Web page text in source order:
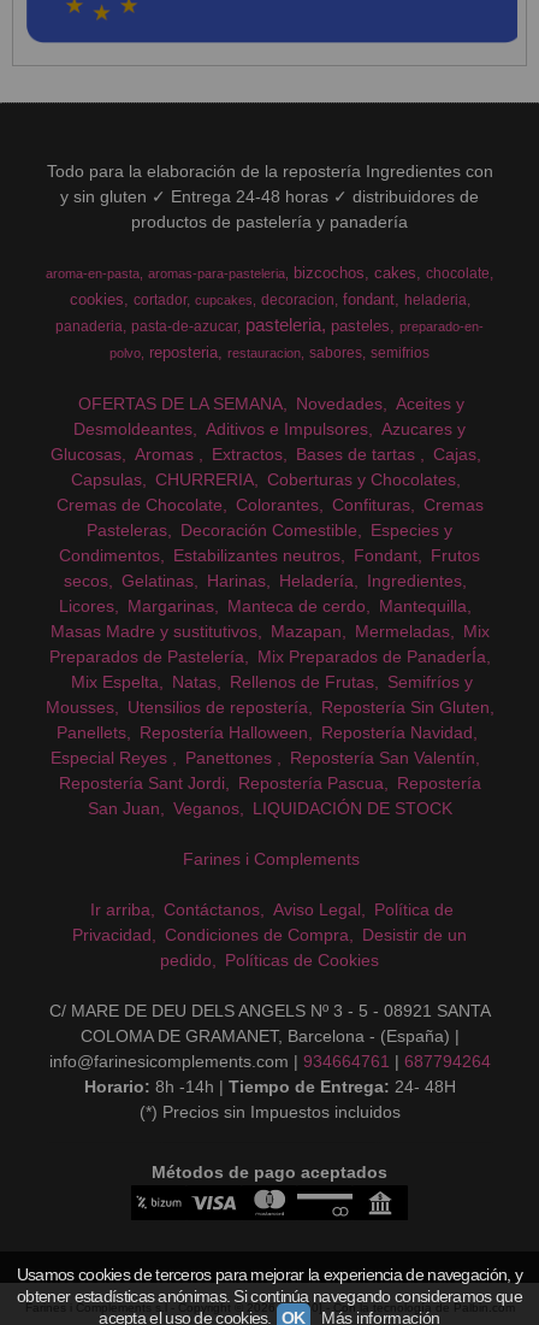
Todo para la elaboración de la repostería Ingredientes con
y sin gluten ✓ Entrega 24-48 horas ✓ distribuidores de
productos de pastelería y panadería
aroma-en-pasta aromas-para-pasteleria bizcochos cakes chocolate
cookies cortador cupcakes decoracion fondant
heladeria
panaderia pasta-de-azucar pasteleria pasteles
preparado-en-
polvo
reposteria restauracion sabores semifrios
OFERTAS DE LA SEMANA Novedades
Aceites y
Desmoldeantes
Aditivos e Impulsores
Azucares y
Glucosas
Aromas Extractos Bases de tartas
Cajas
Capsulas
CHURRERIA
Coberturas y Chocolates
Cremas de Chocolate
Colorantes Confituras
Cremas
Pasteleras
Decoración Comestible
Especies y
Condimentos
Estabilizantes neutros Fondant
Frutos
secos
Gelatinas Harinas Heladería
Ingredientes
Licores
Margarinas Manteca de cerdo
Mantequilla
Masas Madre y sustitutivos
Mazapan Mermeladas
Mix
Preparados de Pastelería
Mix Preparados de PanaderÍa
Mix Espelta
Natas Rellenos de Frutas
Semifríos y
Mousses
Utensilios de repostería
Repostería Sin Gluten
Panellets
Repostería Halloween
Repostería Navidad
Especial Reyes
Panettones
Repostería San Valentín
Repostería Sant Jordi
Repostería Pascua
Repostería
San Juan
Veganos LIQUIDACIÓN DE STOCK
Farines i Complements
Ir arriba Contáctanos Aviso Legal
Política de
Privacidad
Condiciones de Compra
Desistir de un
pedido
Políticas de Cookies
C/ MARE DE DEU DELS ANGELS Nº 3 - 5 - 08921 SANTA
COLOMA DE GRAMANET, Barcelona - (España) |
info@farinesicomplements.com | 934664761 | 687794264
Horario: 8h -14h | Tiempo de Entrega: 24- 48H
(*) Precios sin Impuestos incluidos
Métodos de pago aceptados
- Copyright © 2026 [15240] - Con la tecnología de Palbin.com
Usamos cookies de terceros para mejorar la experiencia de navegación, y
obtener estadísticas anónimas. Si continúa navegando consideramos que
acepta el uso de cookies.
OK Más información